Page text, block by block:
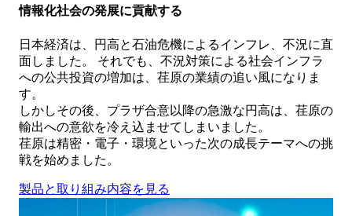
情報化社会の発展に貢献する
日本経済は、円高と石油危機によるインフレ、不況に直
面しました。 それでも、不況対策による社会インフラ
への公共投資の増加は、荏原の業績の追い風になりま
す。
しかしその後、プラザ合意以降の急激な円高は、荏原の
輸出への意欲を冷え込ませてしまいました。
荏原は精密・電子・環境といった次の成長テーマへの挑
戦を始めました。
製品と取り組み内容を見る